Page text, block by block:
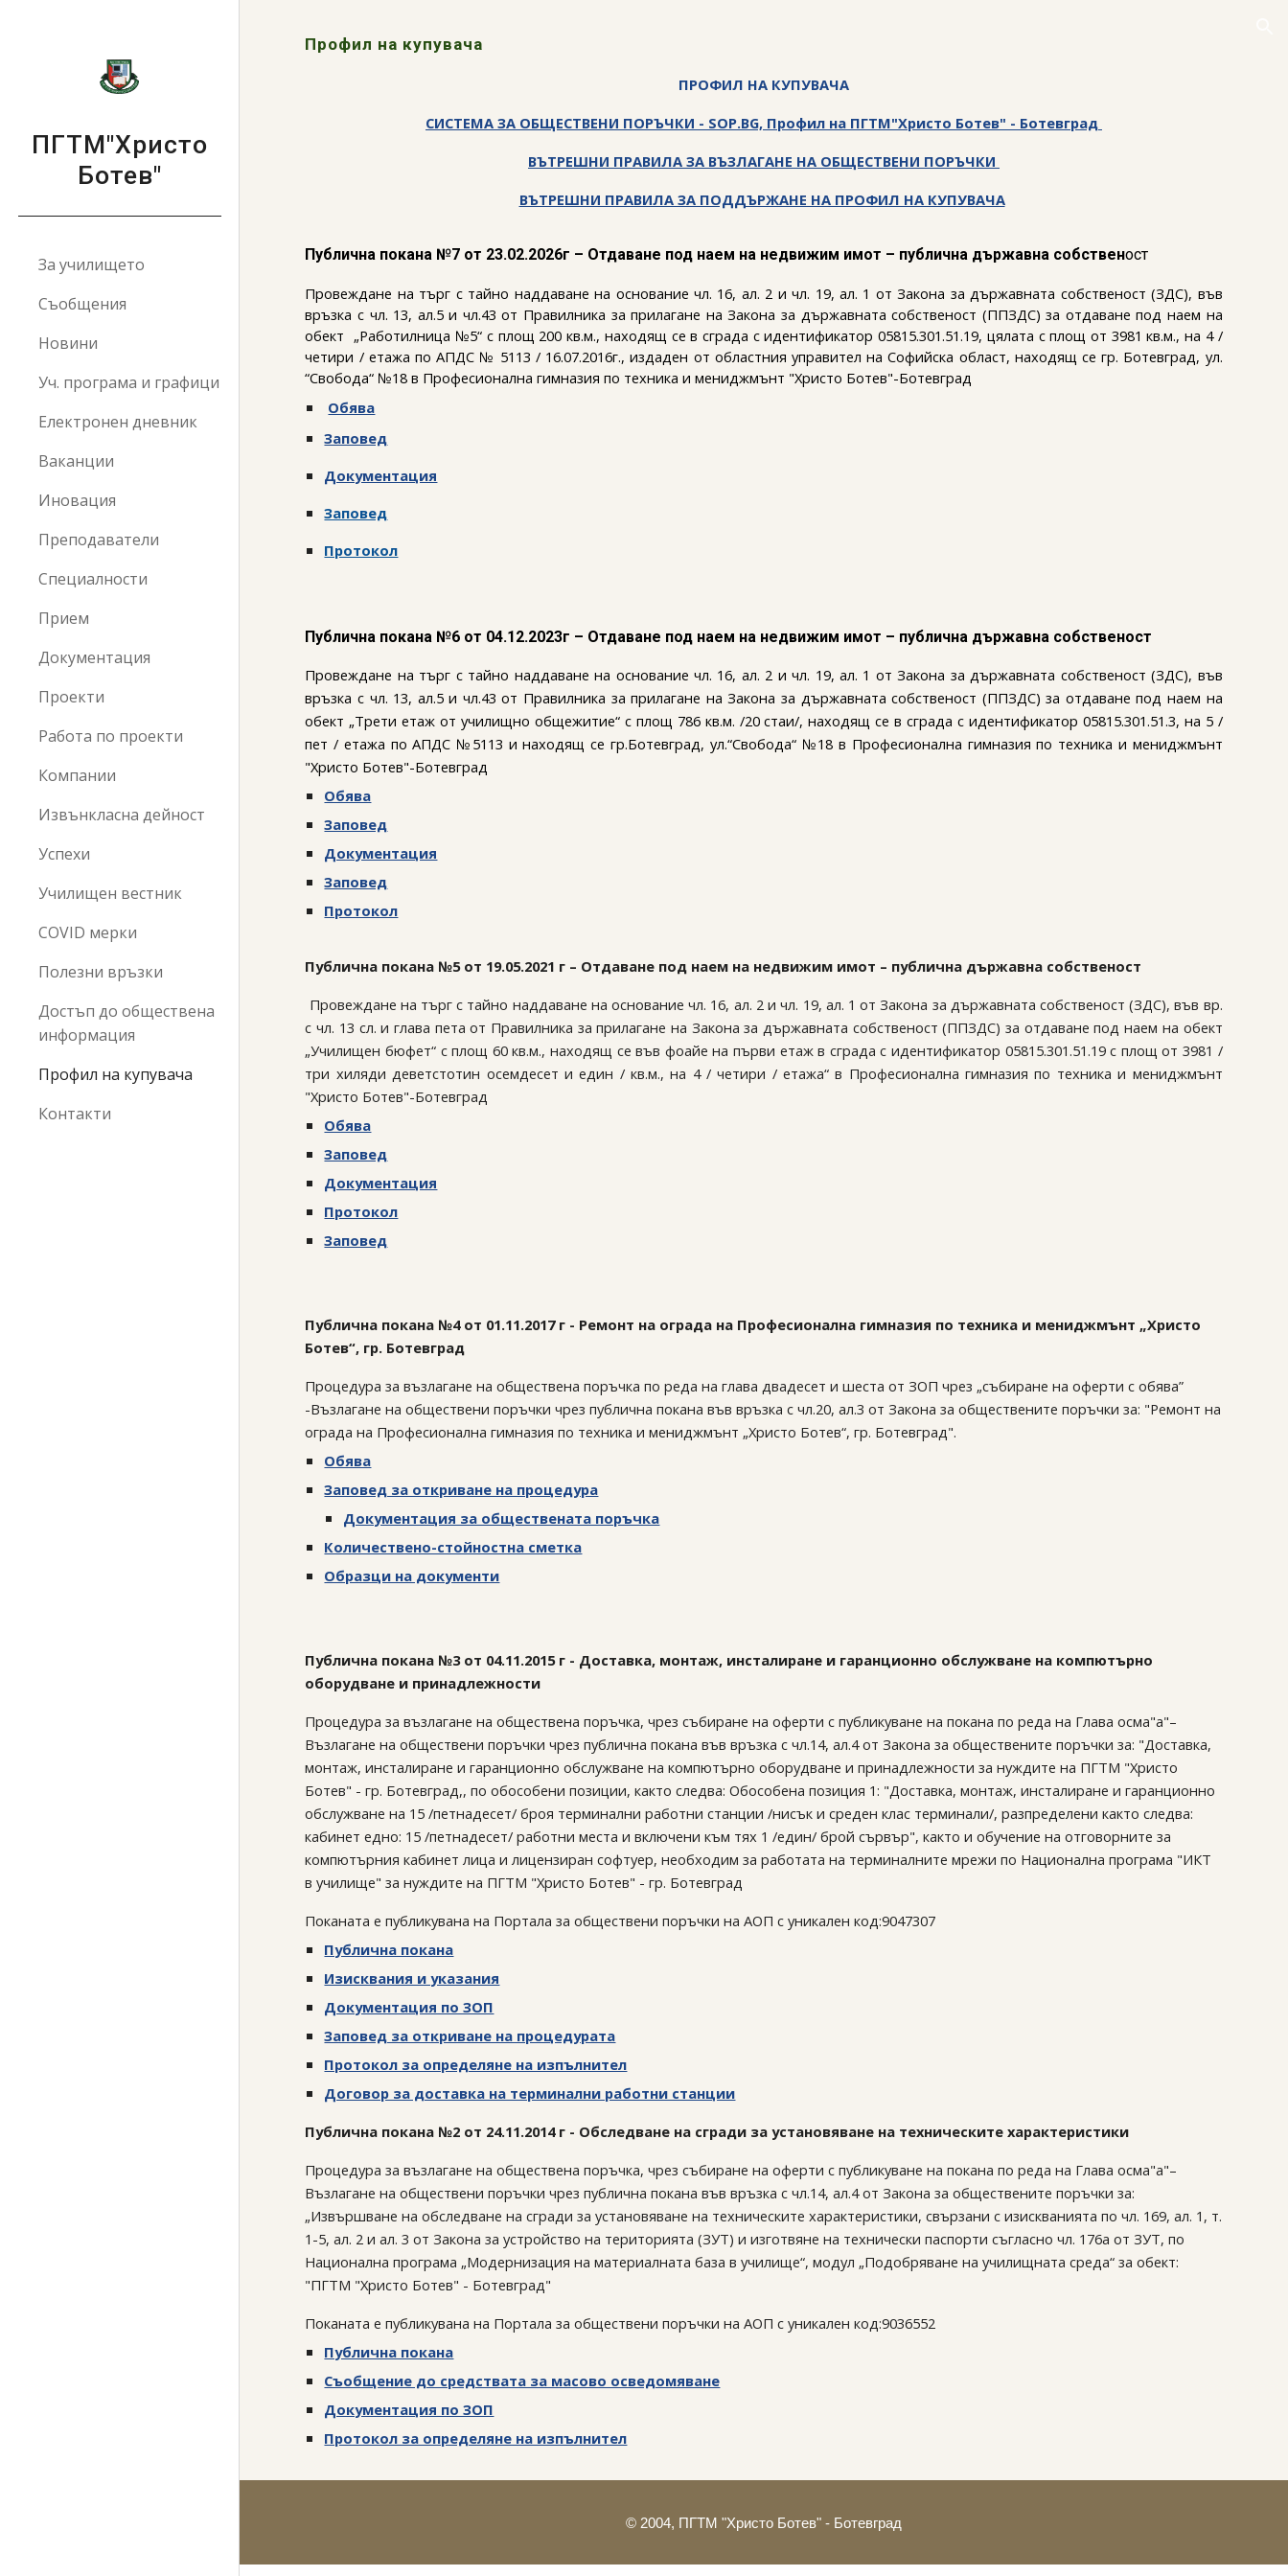
ПГТМ"Христо
Ботев"
За училището
Съобщения
Новини
Уч. програма и графици
Електронен дневник
Ваканции
Иновация
Преподаватели
Специалности
Прием
Документация
Проекти
Работа по проекти
Компании
Извънкласна дейност
Успехи
Училищен вестник
COVID мерки
Полезни връзки
Достъп до обществена
информация
Профил на купувача
Контакти
Профил на купувача
ПРОФИЛ НА КУПУВАЧА
СИСТЕМА ЗА ОБЩЕСТВЕНИ ПОРЪЧКИ - SOP.BG, Профил на ПГТМ"Христо Ботев" - Ботевград
ВЪТРЕШНИ ПРАВИЛА ЗА ВЪЗЛАГАНЕ НА ОБЩЕСТВЕНИ ПОРЪЧКИ
ВЪТРЕШНИ ПРАВИЛА ЗА ПОДДЪРЖАНЕ НА ПРОФИЛ НА КУПУВАЧА
Публична покана №7 от 23.02.2026г – Отдаване под наем на недвижим имот – публична държавна собственост
Провеждане на търг с тайно наддаване на основание чл. 16, ал. 2 и чл. 19, ал. 1 от Закона за държавната собственост (ЗДС), във
връзка с чл. 13, ал.5 и чл.43 от Правилника за прилагане на Закона за държавната собственост (ППЗДС) за отдаване под наем на
обект „Работилница №5“ с площ 200 кв.м., находящ се в сграда с идентификатор 05815.301.51.19, цялата с площ от 3981 кв.м., на 4 /
четири / етажа по АПДС № 5113 / 16.07.2016г., издаден от областния управител на Софийска област, находящ се гр. Ботевград, ул.
“Свобода“ №18 в Професионална гимназия по техника и мениджмънт "Христо Ботев"-Ботевград
Обява
Заповед
Документация
Заповед
Протокол
Публична покана №6 от 04.12.2023г – Отдаване под наем на недвижим имот – публична държавна собственост
Провеждане на търг с тайно наддаване на основание чл. 16, ал. 2 и чл. 19, ал. 1 от Закона за държавната собственост (ЗДС), във
връзка с чл. 13, ал.5 и чл.43 от Правилника за прилагане на Закона за държавната собственост (ППЗДС) за отдаване под наем на
обект „Трети етаж от училищно общежитие“ с площ 786 кв.м. /20 стаи/, находящ се в сграда с идентификатор 05815.301.51.3, на 5 /
пет / етажа по АПДС №5113 и находящ се гр.Ботевград, ул.“Свобода“ №18 в Професионална гимназия по техника и мениджмънт
"Христо Ботев"-Ботевград
Обява
Заповед
Документация
Заповед
Протокол
Публична покана №5 от 19.05.2021 г – Отдаване под наем на недвижим имот – публична държавна собственост
Провеждане на търг с тайно наддаване на основание чл. 16, ал. 2 и чл. 19, ал. 1 от Закона за държавната собственост (ЗДС), във вр.
с чл. 13 сл. и глава пета от Правилника за прилагане на Закона за държавната собственост (ППЗДС) за отдаване под наем на обект
„Училищен бюфет“ с площ 60 кв.м., находящ се във фоайе на първи етаж в сграда с идентификатор 05815.301.51.19 с площ от 3981 /
три хиляди деветстотин осемдесет и един / кв.м., на 4 / четири / етажа“ в Професионална гимназия по техника и мениджмънт
"Христо Ботев"-Ботевград
Обява
Заповед
Документация
Протокол
Заповед
Публична покана №4 от 01.11.2017 г - Ремонт на ограда на Професионална гимназия по техника и мениджмънт „Христо
Ботев“, гр. Ботевград
Процедура за възлагане на обществена поръчка по реда на глава двадесет и шеста от ЗОП чрез „събиране на оферти с обява”
-Възлагане на обществени поръчки чрез публична покана във връзка с чл.20, ал.3 от Закона за обществените поръчки за: "Ремонт на
ограда на Професионална гимназия по техника и мениджмънт „Христо Ботев“, гр. Ботевград".
Обява
Заповед за откриване на процедура
Документация за обществената поръчка
Количествено-стойностна сметка
Образци на документи
Публична покана №3 от 04.11.2015 г - Доставка, монтаж, инсталиране и гаранционно обслужване на компютърно
оборудване и принадлежности
Процедура за възлагане на обществена поръчка, чрез събиране на оферти с публикуване на покана по реда на Глава осма"а"–
Възлагане на обществени поръчки чрез публична покана във връзка с чл.14, ал.4 от Закона за обществените поръчки за: "Доставка,
монтаж, инсталиране и гаранционно обслужване на компютърно оборудване и принадлежности за нуждите на ПГТМ "Христо
Ботев" - гр. Ботевград,, по обособени позиции, както следва: Обособена позиция 1: "Доставка, монтаж, инсталиране и гаранционно
обслужване на 15 /петнадесет/ броя терминални работни станции /нисък и среден клас терминали/, разпределени както следва:
кабинет едно: 15 /петнадесет/ работни места и включени към тях 1 /един/ брой сървър", както и обучение на отговорните за
компютърния кабинет лица и лицензиран софтуер, необходим за работата на терминалните мрежи по Национална програма "ИКТ
в училище" за нуждите на ПГТМ "Христо Ботев" - гр. Ботевград
Поканата е публикувана на Портала за обществени поръчки на АОП с уникален код:9047307
Публична покана
Изисквания и указания
Документация по ЗОП
Заповед за откриване на процедурата
Протокол за определяне на изпълнител
Договор за доставка на терминални работни станции
Публична покана №2 от 24.11.2014 г - Обследване на сгради за установяване на техническите характеристики
Процедура за възлагане на обществена поръчка, чрез събиране на оферти с публикуване на покана по реда на Глава осма"а"–
Възлагане на обществени поръчки чрез публична покана във връзка с чл.14, ал.4 от Закона за обществените поръчки за:
„Извършване на обследване на сгради за установяване на техническите характеристики, свързани с изискванията по чл. 169, ал. 1, т.
1-5, ал. 2 и ал. 3 от Закона за устройство на територията (ЗУТ) и изготвяне на технически паспорти съгласно чл. 176а от ЗУТ, по
Национална програма „Модернизация на материалната база в училище“, модул „Подобряване на училищната среда“ за обект:
"ПГТМ "Христо Ботев" - Ботевград"
Поканата е публикувана на Портала за обществени поръчки на АОП с уникален код:9036552
Публична покана
Съобщение до средствата за масово осведомяване
Документация по ЗОП
Протокол за определяне на изпълнител
© 2004, ПГТМ "Христо Ботев" - Ботевград